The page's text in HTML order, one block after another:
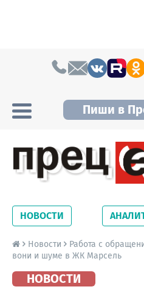
Пиши в
Новосибирской
новости на сайте
Precedent.
НОВОСТИ
Новости
Работа с
вони и шуме в ЖК Марсель
НОВОСТИ